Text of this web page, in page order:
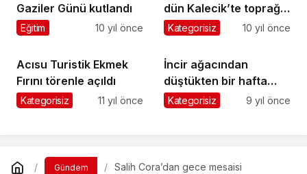
Gaziler Günü kutlandı
Eğitim 10 yıl önce
dün Kalecik’te toprağa
verildi
Kategorisiz 10 yıl önce
Acısu Turistik Ekmek
Fırını törenle açıldı
Kategorisiz 11 yıl önce
İncir ağacından
düştükten bir hafta
sonra hayatını kaybetti
Kategorisiz 9 yıl önce
Gündem Salih Cora’dan gece mesaisi